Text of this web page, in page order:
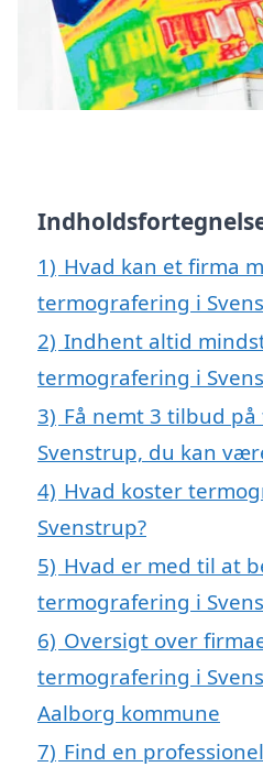
1) Hvad kan et firma
termografering i
2) Indhent altid
termografering i
3) Få nemt 3 tilbud
Svenstrup, du kan
4) Hvad koster
Svenstrup?
5) Hvad er med til at
termografering i
6) Oversigt over
termografering i
Aalborg kommune
7) Find en